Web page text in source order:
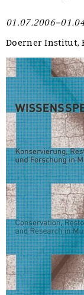
Doerner Institut,
Stellenangebote
UKRAINE-